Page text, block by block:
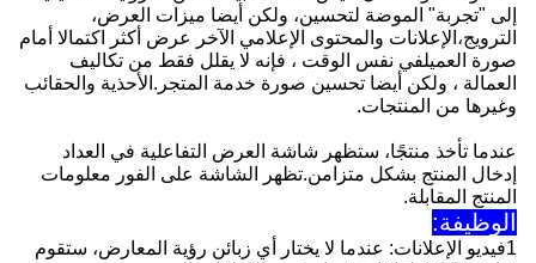
إلى "تجربة" الموضة لتحسين، ولكن أيضا ميزات العرض،
الترويج،الإعلانات والمحتوى الإعلامي الآخر عرض أكثر اكتمالا أمام
صورة العميلفي نفس الوقت ، فإنه لا يقلل فقط من تكاليف
العمالة ، ولكن أيضا تحسين صورة خدمة المتجر.الأحذية والحقائب
وغيرها من المنتجات.
عندما تأخذ منتجًا، ستظهر شاشة العرض التفاعلية في العداد
إدخال المنتج بشكل متزامن.تظهر الشاشة على الفور معلومات
المنتج المقابلة.
الوظيفة:
1فيديو الإعلانات: عندما لا يختار أي زبائن رؤية المعارض، ستقوم